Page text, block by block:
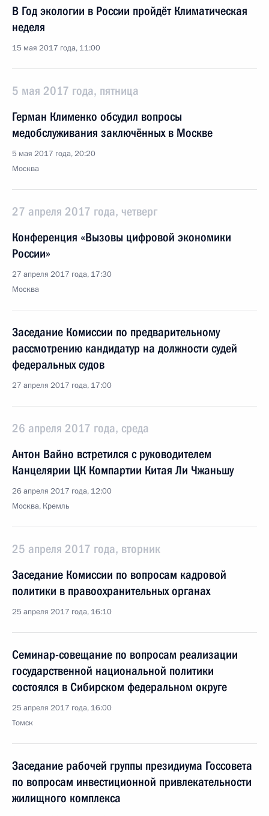
В Год экологии в России пройдёт Климатическая
неделя
15 мая 2017 года, 11:00
5 мая 2017 года, пятница
Герман Клименко обсудил вопросы
медобслуживания заключённых в Москве
5 мая 2017 года, 20:20
Москва
27 апреля 2017 года, четверг
Конференция «Вызовы цифровой экономики
России»
27 апреля 2017 года, 17:30
Москва
Заседание Комиссии по предварительному
рассмотрению кандидатур на должности судей
федеральных судов
27 апреля 2017 года, 17:00
26 апреля 2017 года, среда
Антон Вайно встретился с руководителем
Канцелярии ЦК Компартии Китая Ли Чжаньшу
26 апреля 2017 года, 12:00
Москва, Кремль
25 апреля 2017 года, вторник
Заседание Комиссии по вопросам кадровой
политики в правоохранительных органах
25 апреля 2017 года, 16:10
Семинар-совещание по вопросам реализации
государственной национальной политики
состоялся в Сибирском федеральном округе
25 апреля 2017 года, 16:00
Томск
Заседание рабочей группы президиума Госсовета
по вопросам инвестиционной привлекательности
жилищного комплекса